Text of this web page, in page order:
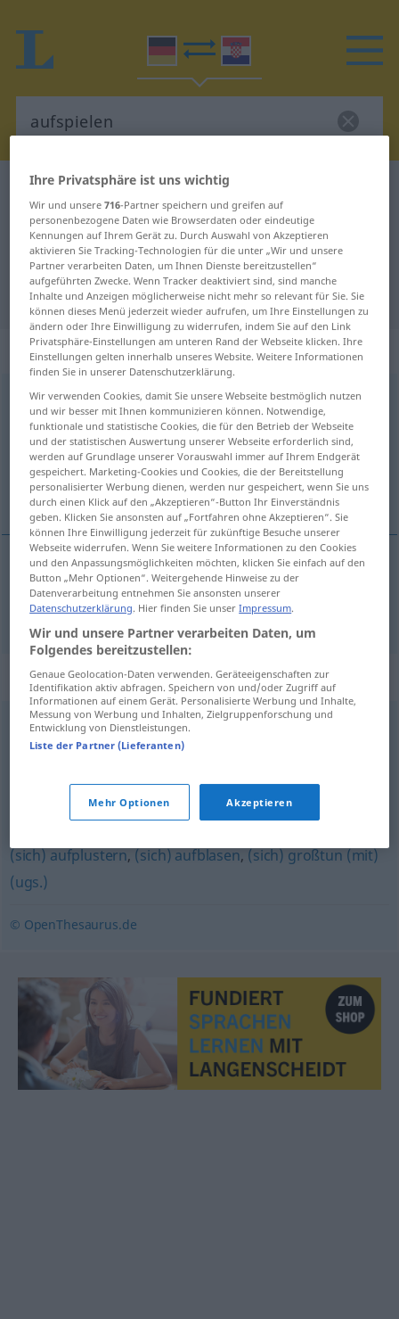
Deutsch-Kroatisch Wörterbuch
Deutsch-Kroatisch Übersetzung für
"aufspielen"
"aufspielen" Kroatisch Übersetzung
„aufspielen“
aufspielen <trennb;-ge->
Übersicht aller Übersetzungen
(Für mehr Details die Übersetzung anklicken/antippen)
zasvirati
zasvirati aufspielen
Synonyme für "aufspielen"
(sich) (selbst) darstellen,(sich) produzieren
ausrollen (neuer Systeme), aufsetzen,(Software)
(sich) aufplustern, (sich) aufblasen, (sich) großtun (mit)
(ugs.)
© OpenThesaurus.de
Ihre Privatsphäre ist uns wichtig
Wir und unsere716-Partner speichern und greifen auf
personenbezogene Daten wie Browserdaten oder eindeutige
Kennungen auf Ihrem Gerät zu. Durch Auswahl von Akzeptieren
aktivieren Sie Tracking-Technologien für die unter „Wir und unsere
Partner verarbeiten Daten, um Ihnen Dienste bereitzustellen“
aufgeführten Zwecke. Wenn Tracker deaktiviert sind, sind manche
Inhalte und Anzeigen möglicherweise nicht mehr so relevant für Sie. Sie
können dieses Menü jederzeit wieder aufrufen, um Ihre Einstellungen zu
ändern oder Ihre Einwilligung zu widerrufen, indem Sie auf den Link
Privatsphäre-Einstellungen am unteren Rand der Webseite klicken. Ihre
Einstellungen gelten innerhalb unseres Website. Weitere Informationen
finden Sie in unserer Datenschutzerklärung.
Wir verwenden Cookies, damit Sie unsere Webseite bestmöglich nutzen
und wir besser mit Ihnen kommunizieren können. Notwendige,
funktionale und statistische Cookies, die für den Betrieb der Webseite
und der statistischen Auswertung unserer Webseite erforderlich sind,
werden auf Grundlage unserer Vorauswahl immer auf Ihrem Endgerät
gespeichert. Marketing-Cookies und Cookies, die der Bereitstellung
personalisierter Werbung dienen, werden nur gespeichert, wenn Sie uns
durch einen Klick auf den „Akzeptieren“-Button Ihr Einverständnis
geben. Klicken Sie ansonsten auf „Fortfahren ohne Akzeptieren“. Sie
können Ihre Einwilligung jederzeit für zukünftige Besuche unserer
Webseite widerrufen. Wenn Sie weitere Informationen zu den Cookies
und den Anpassungsmöglichkeiten möchten, klicken Sie einfach auf den
Button „Mehr Optionen“. Weitergehende Hinweise zu der
Datenverarbeitung entnehmen Sie ansonsten unserer
Datenschutzerklärung. Hier finden Sie unserImpressum.
Wir und unsere Partner verarbeiten Daten, um
Folgendes bereitzustellen:
Genaue Geolocation-Daten verwenden. Geräteeigenschaften zur
Identifikation aktiv abfragen. Speichern von und/oder Zugriff auf
Informationen auf einem Gerät. Personalisierte Werbung und Inhalte,
Messung von Werbung und Inhalten, Zielgruppenforschung und
Entwicklung von Dienstleistungen.
Liste der Partner (Lieferanten)
Mehr Optionen Akzeptieren